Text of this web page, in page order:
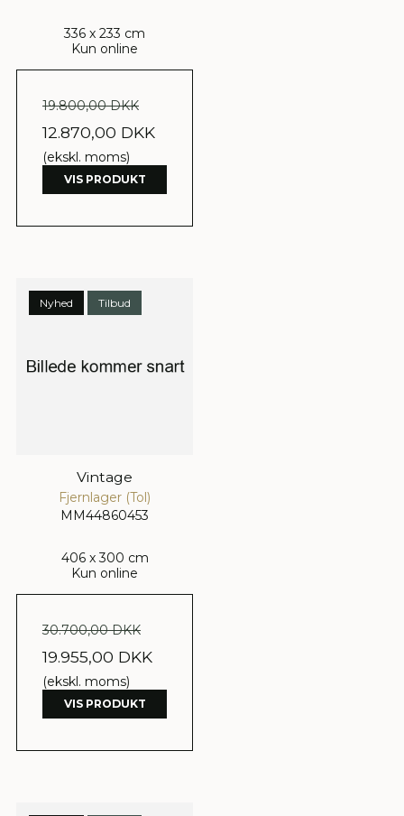
336 x 233 cm
Kun online
19.800,00 DKK
12.870,00 DKK
(ekskl. moms)
VIS PRODUKT
Nyhed Tilbud
Vintage
Fjernlager (Tol)
MM44860453
406 x 300 cm
Kun online
30.700,00 DKK
19.955,00 DKK
(ekskl. moms)
VIS PRODUKT